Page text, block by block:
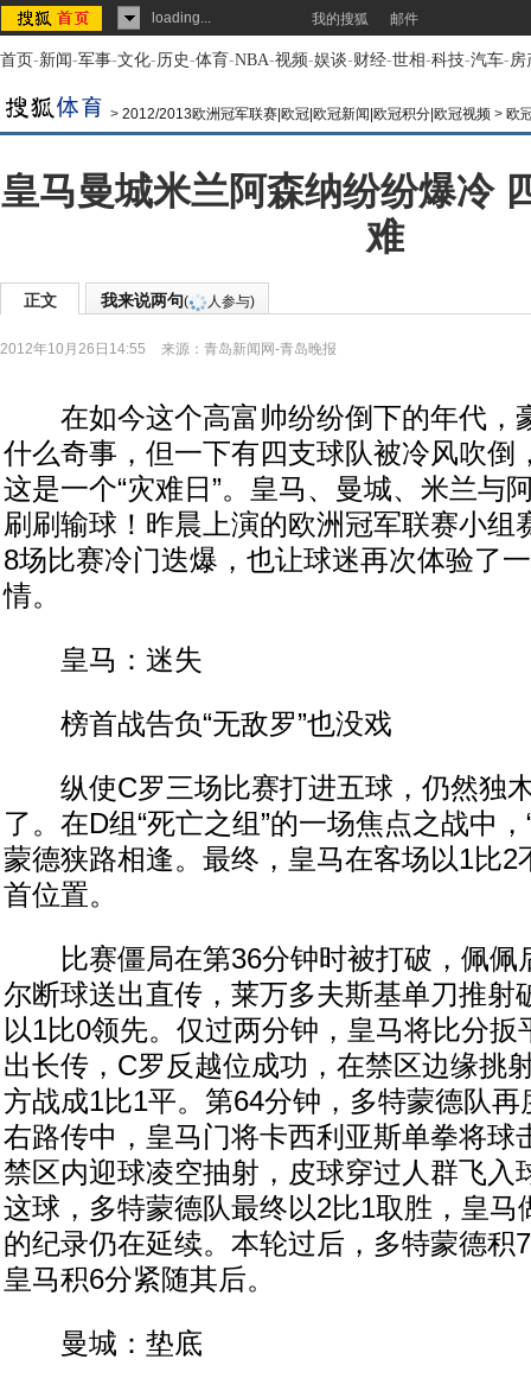
loading... 我的搜狐 邮件
首页-新闻-军事-文化-历史-体育-NBA-视频-娱谈-财经-世相-科技-汽车-房
> 2012/2013欧洲冠军联赛|欧冠|欧冠新闻|欧冠积分|欧冠视频 > 欧
皇马曼城米兰阿森纳纷纷爆冷
难
正文 我来说两句( 人参与)
2012年10月26日14:55 来源： 青岛新闻网-青岛晚报
在如今这个高富帅纷纷倒下的年代，
什么奇事，但一下有四支球队被冷风吹倒
这是一个“灾难日”。皇马、曼城、米兰与
刷刷输球！昨晨上演的欧洲冠军联赛小组
8场比赛冷门迭爆，也让球迷再次体验了
情。
皇马：迷失
榜首战告负“无敌罗”也没戏
纵使C罗三场比赛打进五球，仍然独
了。在D组“死亡之组”的一场焦点之战中
蒙德狭路相逢。最终，皇马在客场以1比2
首位置。
比赛僵局在第36分钟时被打破，佩佩
尔断球送出直传，莱万多夫斯基单刀推射
以1比0领先。仅过两分钟，皇马将比分扳
出长传，C罗反越位成功，在禁区边缘挑
方战成1比1平。第64分钟，多特蒙德队
右路传中，皇马门将卡西利亚斯单拳将球
禁区内迎球凌空抽射，皮球穿过人群飞入
这球，多特蒙德队最终以2比1取胜，皇马
的纪录仍在延续。本轮过后，多特蒙德积
皇马积6分紧随其后。
曼城：垫底